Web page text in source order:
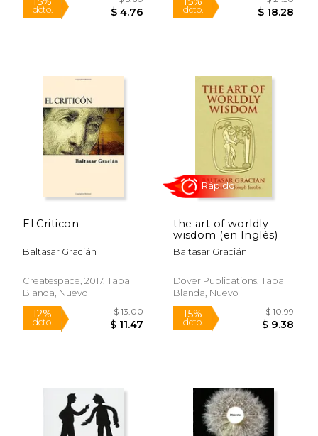
15%
El Criticon
Baltasar Gracián
Createspace, 2017, Tapa
Blanda, Nuevo
the art of worldly
wisdom (en Inglés)
Baltasar Gracián
Dover Publications, Tapa
Blanda, Nuevo